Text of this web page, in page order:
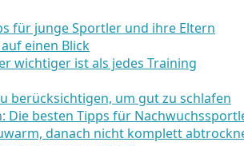
für junge Sportler und ihre Eltern
einen Blick
wichtiger ist als jedes Training
berücksichtigen, um gut zu schlafen
Die besten Tipps für
danach nicht komplett